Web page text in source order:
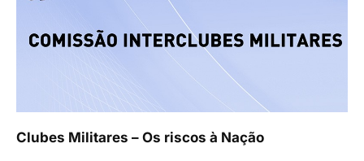
Clubes Militares – Os riscos à Nação